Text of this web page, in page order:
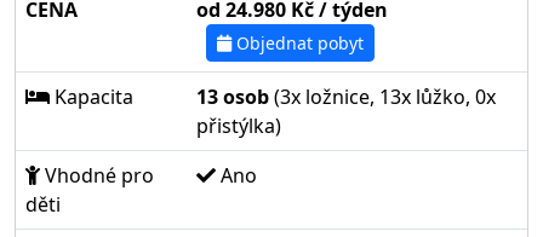
CENA od 24.980 Kč / týden
Objednat pobyt
Kapacita 13 osob(3x ložnice, 13x lůžko, 0x
přistýlka)
Vhodné pro
děti
Ano